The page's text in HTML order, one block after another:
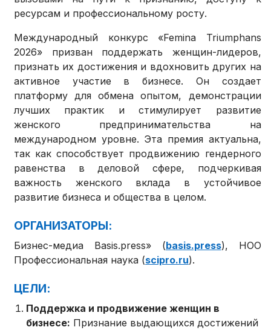
ресурсам и профессиональному росту.
Международный конкурс «Femina Triumphans
2026» призван поддержать женщин-лидеров,
признать их достижения и вдохновить других на
активное участие в бизнесе. Он создает
платформу для обмена опытом, демонстрации
лучших практик и стимулирует развитие
женского предпринимательства на
международном уровне. Эта премия актуальна,
так как способствует продвижению гендерного
равенства в деловой сфере, подчеркивая
важность женского вклада в устойчивое
развитие бизнеса и общества в целом.
ОРГАНИЗАТОРЫ:
Бизнес-медиа Basis.press» (basis.press), НОО
Профессиональная наука (scipro.ru).
ЦЕЛИ:
Поддержка и продвижение женщин в
бизнесе: Признание выдающихся достижений